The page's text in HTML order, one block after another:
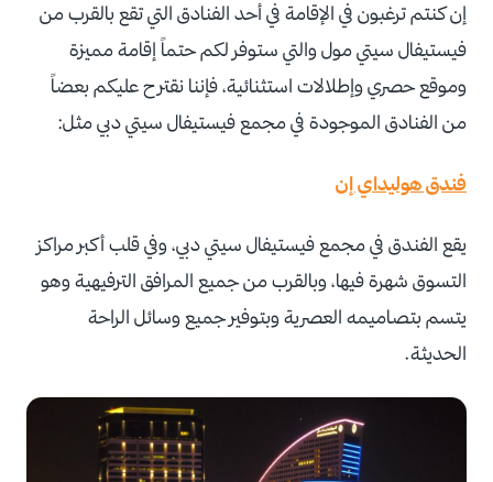
إن كنتم ترغبون في الإقامة في أحد الفنادق التي تقع بالقرب من
فيستيفال سيتي مول والتي ستوفر لكم حتماً إقامة مميزة
وموقع حصري وإطلالات استثنائية، فإننا نقترح عليكم بعضاً
من الفنادق الموجودة في مجمع فيستيفال سيتي دبي مثل:
فندق هوليداي إن
يقع الفندق في مجمع فيستيفال سيتي دبي، وفي قلب أكبر مراكز
التسوق شهرة فيها، وبالقرب من جميع المرافق الترفيهية وهو
يتسم بتصاميمه العصرية وبتوفير جميع وسائل الراحة
الحديثة.